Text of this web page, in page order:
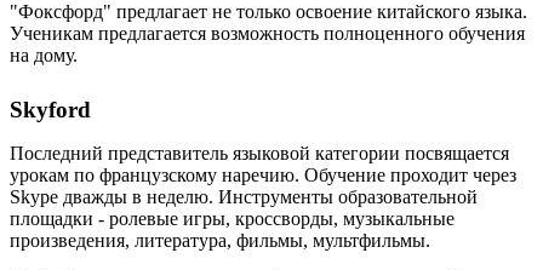
"Фоксфорд" предлагает не только освоение китайского языка.
Ученикам предлагается возможность полноценного обучения
на дому.
Skyford
Последний представитель языковой категории посвящается
урокам по французскому наречию. Обучение проходит через
Skype дважды в неделю. Инструменты образовательной
площадки - ролевые игры, кроссворды, музыкальные
произведения, литература, фильмы, мультфильмы.